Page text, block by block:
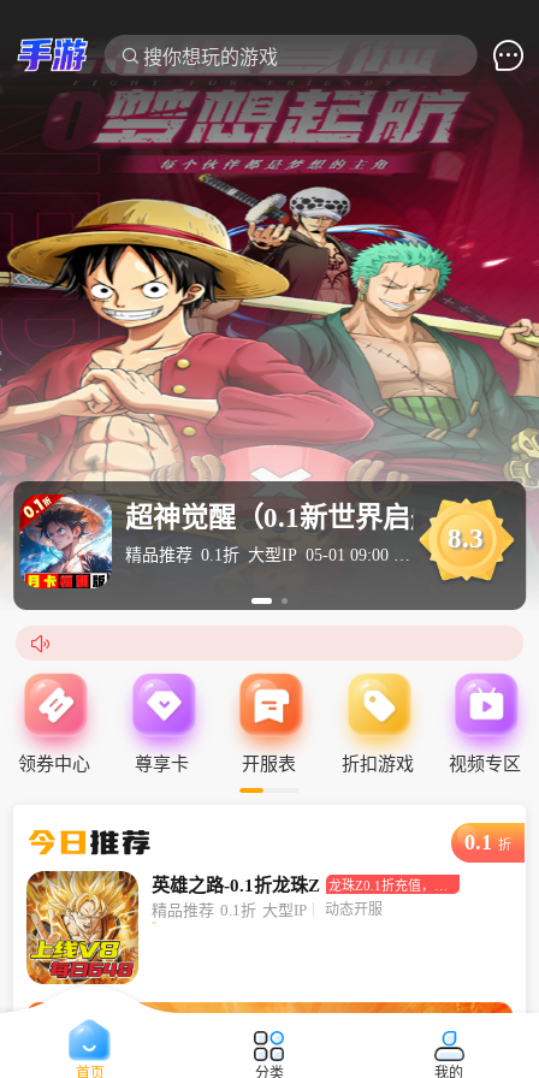
搜你想玩的游戏
超神觉醒（0.1新世界启航）
精品推荐 0.1折 大型IP 05-01 09:00 新航海 21区
8.3

领券中心 尊享卡 开服表 折扣游戏 视频专区
今日推荐 0.1 折
英雄之路-0.1折龙珠Z 龙珠Z0.1折充值，畅
玩龙珠宇宙！
精品推荐 0.1折 大型IP 动态开服
首页 分类 我的